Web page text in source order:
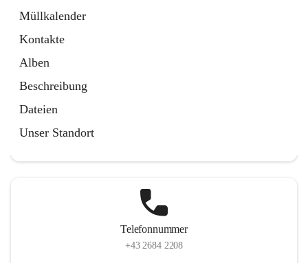
Müllkalender
Kontakte
Alben
Beschreibung
Dateien
Unser Standort
Telefonnummer
+43 2684 2208